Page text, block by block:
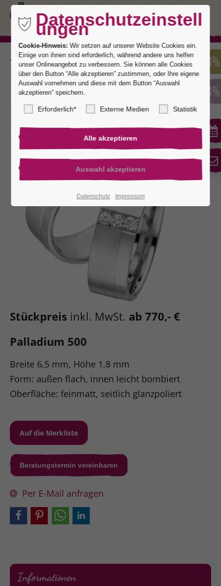
Zurück
Torrent
Stückpreis inkl. MwSt. ab 770,- €
Palladium 500
Breite 6,5 mm, Höhe 1,8 mm
Form: außen flach, innen leicht bombiert
Oberfläche: feinmatt, seitlich glanzpoliert
Beratungstermin vereinbaren
Per E-Mail anfragen
Informationen
Datenschutzeinstell
ungen
Cookie-Hinweis: Wir setzen auf unserer Website Cookies ein.
Einige von ihnen sind erforderlich, während andere uns helfen
unser Onlineangebot zu verbessern. Sie können alle Cookies
über den Button “Alle akzeptieren” zustimmen, oder Ihre eigene
Auswahl vornehmen und diese mit dem Button “Auswahl
akzeptieren” speichern.
Erforderlich* Externe Medien Statistik
Datenschutz Impressum